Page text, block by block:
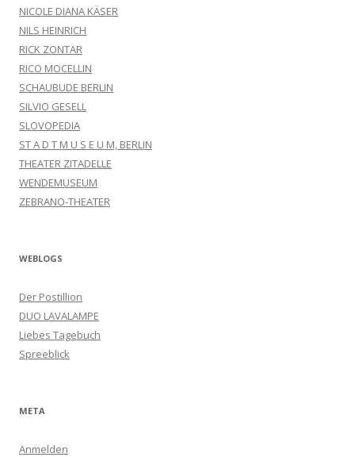
NICOLE DIANA KÄSER
NILS HEINRICH
RICK ZONTAR
RICO MOCELLIN
SCHAUBUDE BERLIN
SILVIO GESELL
SLOVOPEDIA
ST A D T M U S E U M, BERLIN
THEATER ZITADELLE
WENDEMUSEUM
ZEBRANO-THEATER
WEBLOGS
Der Postillion
DUO LAVALAMPE
Liebes Tagebuch
Spreeblick
META
Anmelden